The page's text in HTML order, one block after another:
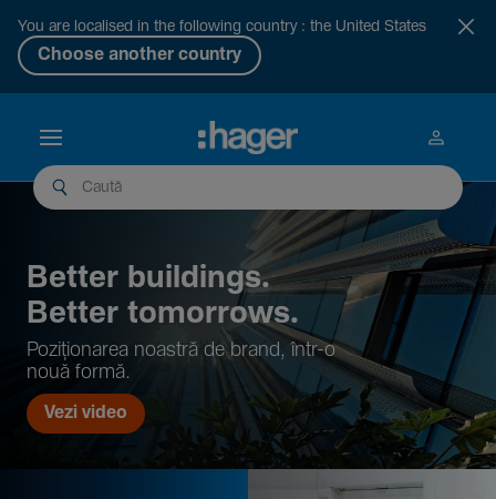
You are localised in the following country : the United States
Choose another country
Better buil­dings.
Better tomor­rows.
Pozi­țio­narea noastră de brand, într-o
nouă formă.
Vezi video